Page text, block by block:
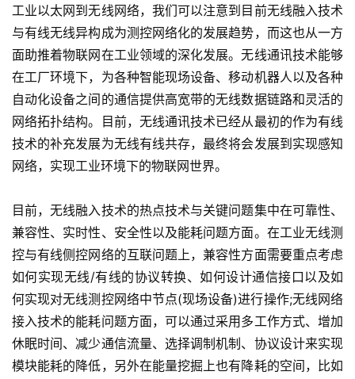
工业以太网到无线网络，我们可以注意到目前无线融入技术
与有线无线异构成为测控网络化的发展趋势，而这也从一方
面助推着物联网在工业领域的深化发展。无线通讯技术能够
在工厂环境下，为各种智能现场设备、移动机器人以及各种
自动化设备之间的通信提供高宽带的无线数据链路和灵活的
网络拓扑结构。目前，无线通讯技术已经从最初的作为有线
技术的补充发展为无线有线共存，最终将会发展到实现感知
网络，实现工业环境下的物联网世界。
目前，无线融入技术的热点技术与关键问题集中在可靠性、
兼容性、实时性、安全性以及能耗问题方面。在工业无线测
控与有线侧控网络的互联问题上，兼容性方面需要重点考虑
如何实现无线/有线的协议转换、如何设计通信接口以及如
何实现对无线测控网络中节点(现场设备)进行操作;无线网络
接入技术的能耗问题方面，可以通过采用多工作方式、增加
休眠时间、减少通信流量、选择调制机制、协议设计来实现
模块能耗的降低，另外在能量挖掘上也有降耗的空间，比如